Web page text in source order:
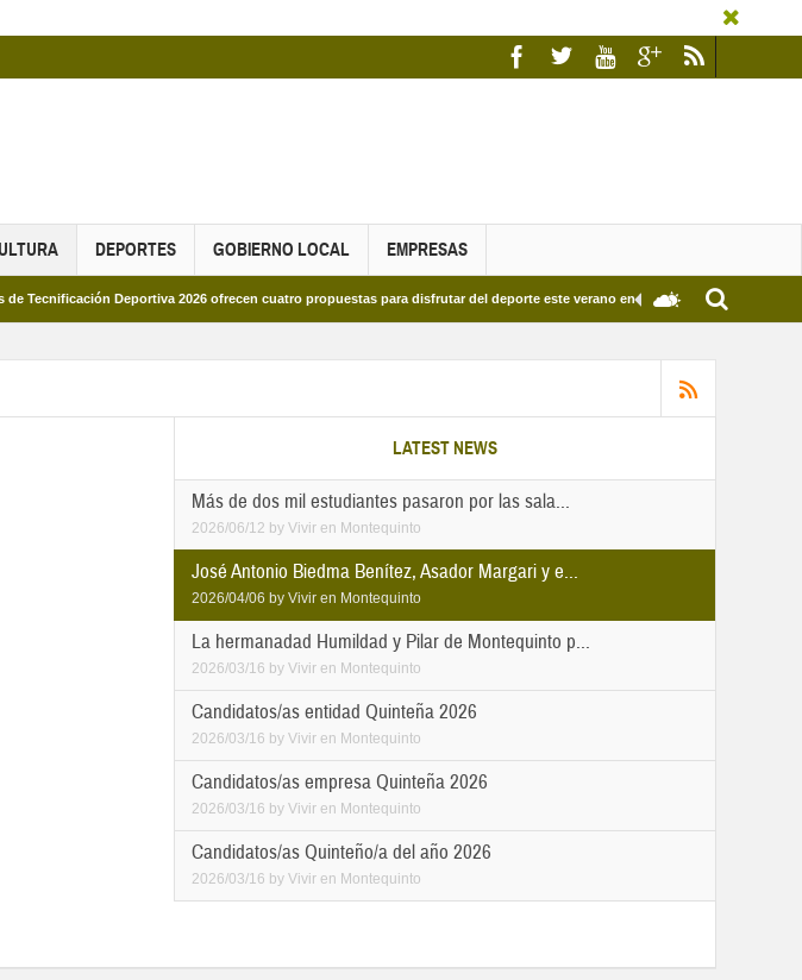
DEPORTES GOBIERNO LOCAL EMPRESAS
2026 ofrecen cuatro propuestas para disfrutar del deporte este verano en Dos Hermanas Más de dos mil
LATEST NEWS
Más de dos mil estudiantes pasaron por las sala...
2026/06/12 by Vivir en Montequinto
José Antonio Biedma Benítez, Asador Margari y e...
2026/04/06 by Vivir en Montequinto
La hermanadad Humildad y Pilar de Montequinto p...
2026/03/16 by Vivir en Montequinto
Candidatos/as entidad Quinteña 2026
2026/03/16 by Vivir en Montequinto
Candidatos/as empresa Quinteña 2026
2026/03/16 by Vivir en Montequinto
Candidatos/as Quinteño/a del año 2026
2026/03/16 by Vivir en Montequinto